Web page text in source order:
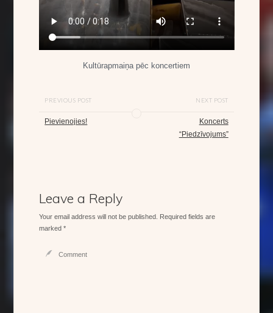
Kultūrapmaiņa pēc koncertiem
PREVIOUS POST
Pievienojies!
NEXT POST
Koncerts
“Piedzīvojums”
Leave a Reply
Your email address will not be published.
Required fields are
marked *